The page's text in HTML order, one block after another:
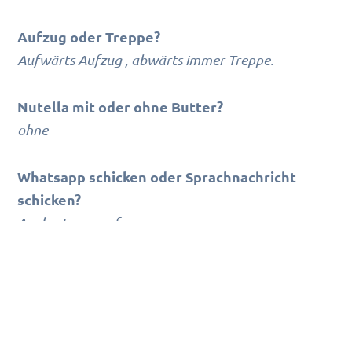
Aufzug oder Treppe?
Aufwärts Aufzug , abwärts immer Treppe.
Nutella mit oder ohne Butter?
ohne
Whatsapp schicken oder Sprachnachricht
schicken?
Am besten anrufen.